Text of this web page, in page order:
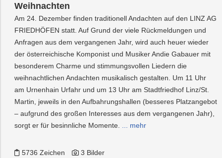
Weihnachten
Am 24. Dezember finden traditionell Andachten auf den LINZ AG
FRIEDHÖFEN statt. Auf Grund der viele Rückmeldungen und
Anfragen aus dem vergangenen Jahr, wird auch heuer wieder
der österreichische Komponist und Musiker Andie Gabauer mit
besonderem Charme und stimmungsvollen Liedern die
weihnachtlichen Andachten musikalisch gestalten. Um 11 Uhr
am Urnenhain Urfahr und um 13 Uhr am Stadtfriedhof Linz/St.
Martin, jeweils in den Aufbahrungshallen (besseres Platzangebot
– aufgrund des großen Interesses aus dem vergangenen Jahr),
sorgt er für besinnliche Momente.
... mehr
5736 Zeichen 3 Bilder